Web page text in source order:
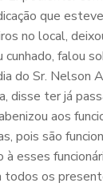
que
no local,
falou
do Sr. Nelson
disse ter já
aos
pois são
esses
todos os